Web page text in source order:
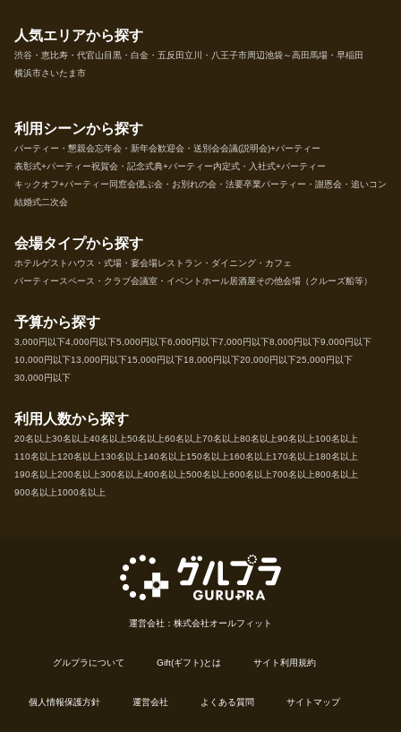
人気エリアから探す
渋谷・恵比寿・代官山目黒・白金・五反田立川・八王子市周辺池袋～高田馬場・早稲田
横浜市さいたま市
利用シーンから探す
パーティー・懇親会忘年会・新年会歓迎会・送別会会議(説明会)+パーティー
表彰式+パーティー祝賀会・記念式典+パーティー内定式・入社式+パーティー
キックオフ+パーティー 同窓会偲ぶ会・お別れの会・法要卒業パーティー・謝恩会・追いコン
結婚式二次会
会場タイプから探す
ホテルゲストハウス・式場・宴会場レストラン・ダイニング・カフェ
パーティースペース・クラブ会議室・イベントホール居酒屋その他会場（クルーズ船等）
予算から探す
3,000円以下4,000円以下5,000円以下6,000円以下7,000円以下8,000円以下9,000円以下
10,000円以下13,000円以下15,000円以下18,000円以下20,000円以下25,000円以下
30,000円以下
利用人数から探す
20名以上30名以上40名以上50名以上60名以上70名以上80名以上90名以上100名以上
110名以上120名以上130名以上140名以上150名以上160名以上170名以上180名以上
190名以上200名以上300名以上400名以上500名以上600名以上700名以上800名以上
900名以上1000名以上
運営会社：株式会社オールフィット
グルプラについて Gift(ギフト)とは サイト利用規約
個人情報保護方針 運営会社 よくある質問 サイトマップ